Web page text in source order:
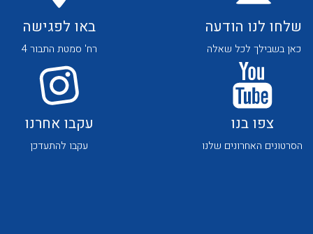
לכל מוצרי היצרן לכל מוצרי היצרן
שלחו לנו הודעה
כאן בשבילך לכל שאלה
באו לפגישה
רח' סמטת התבור 4
צפו בנו
הסרטונים האחרונים שלנו
עקבו אחרנו
עקבו להתעדכן